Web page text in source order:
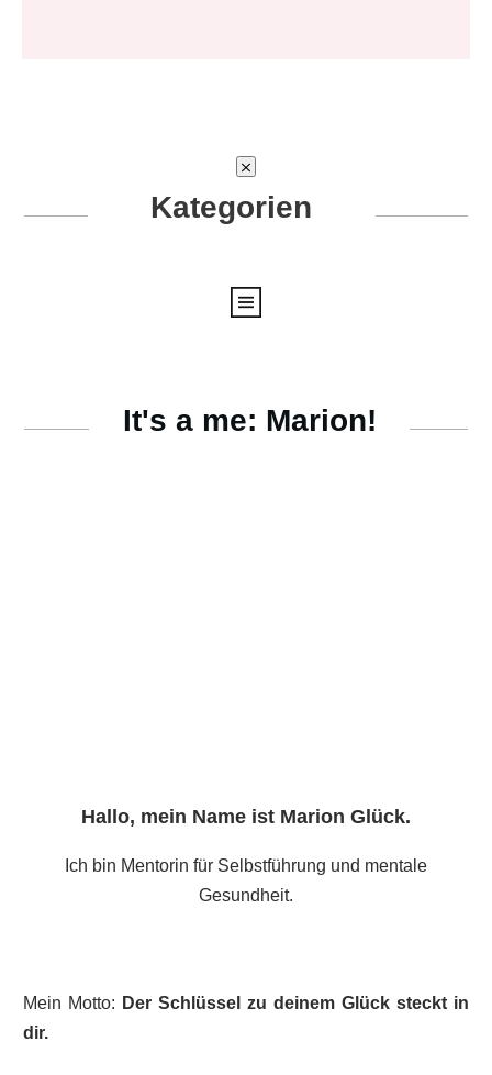
Kategorien
It's a me: Marion!
Hallo, mein Name ist Marion Glück.
Ich bin Mentorin für Selbstführung und mentale
Gesundheit.
Mein Motto: Der Schlüssel zu deinem Glück steckt in
dir.